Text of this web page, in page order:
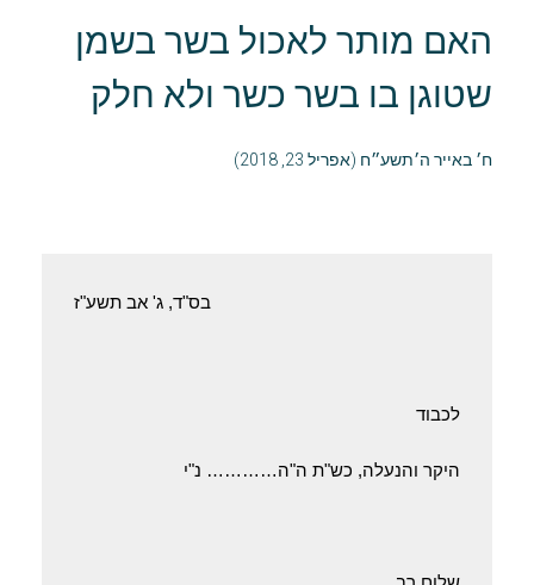
האם מותר לאכול בשר בשמן
שטוגן בו בשר כשר ולא חלק
ח׳ באייר ה׳תשע״ח (אפריל 23, 2018)
בס"ד, ‏ג' אב תשע"ז
לכבוד
היקר והנעלה, כש"ת ה"ה………… נ"י